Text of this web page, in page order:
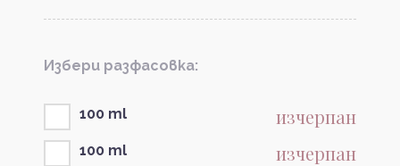
Избери разфасовка:
100 ml изчерпан
100 ml изчерпан